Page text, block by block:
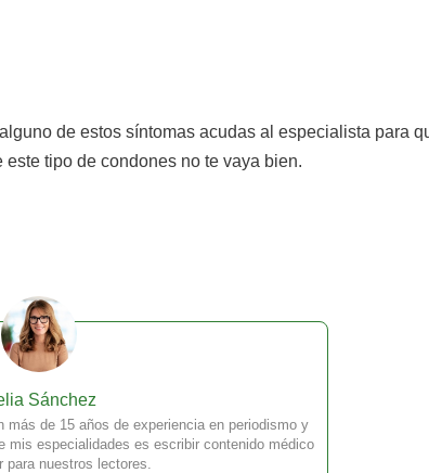
de estos síntomas acudas al especialista para
tipo de condones no te vaya bien.
Sánchez
más de 15 años de experiencia en periodismo y
mis especialidades es escribir contenido médico
para nuestros lectores.